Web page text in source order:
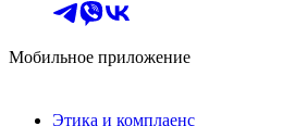
Мобильное приложение
Этика и комплаенс